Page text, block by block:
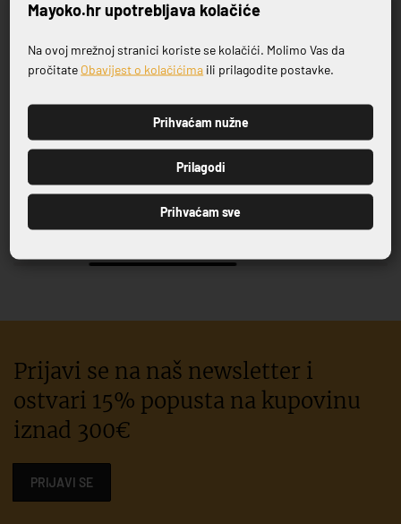
STONECAST DESERTNI 21,7
CM
11,95 €
VRČ STONECAST 5,6 CL
6,00 €
7,50 €
Prijavi se na naš newsletter i
ostvari 15% popusta na kupovinu
iznad 300€
PRIJAVI SE
Prijavite se na naš newsletter
PRIJAVI SE
Mayoko.hr upotrebljava kolačiće
Na ovoj mrežnoj stranici koriste se kolačići. Molimo Vas da
pročitate Obavijest o kolačićima ili prilagodite postavke.
Prihvaćam nužne
Prilagodi
Prihvaćam sve